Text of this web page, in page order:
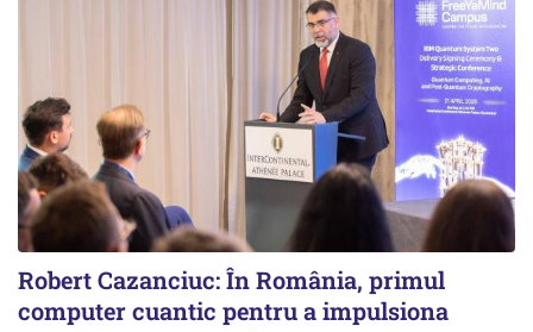
Robert Cazanciuc: În România, primul
computer cuantic pentru a impulsiona